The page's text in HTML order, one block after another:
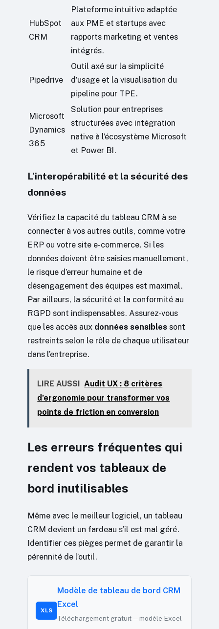
HubSpot
CRM
Plateforme intuitive adaptée
aux PME et startups avec
rapports marketing et ventes
intégrés.
Pipedrive
Outil axé sur la simplicité
d’usage et la visualisation du
pipeline pour TPE.
Microsoft
Dynamics
365
Solution pour entreprises
structurées avec intégration
native à l’écosystème Microsoft
et Power BI.
L’interopérabilité et la sécurité des
données
Vérifiez la capacité du tableau CRM à se
connecter à vos autres outils, comme votre
ERP ou votre site e-commerce. Si les
données doivent être saisies manuellement,
le risque d’erreur humaine et de
désengagement des équipes est maximal.
Par ailleurs, la sécurité et la conformité au
RGPD sont indispensables. Assurez-vous
que les accès aux données sensibles sont
restreints selon le rôle de chaque utilisateur
dans l’entreprise.
LIRE AUSSI
Audit UX : 8 critères
d’ergonomie pour transformer vos
points de friction en conversion
Les erreurs fréquentes qui
rendent vos tableaux de
bord inutilisables
Même avec le meilleur logiciel, un tableau
CRM devient un fardeau s’il est mal géré.
Identifier ces pièges permet de garantir la
pérennité de l’outil.
XLS
Modèle de tableau de bord CRM
Excel
Téléchargement gratuit — modèle Excel